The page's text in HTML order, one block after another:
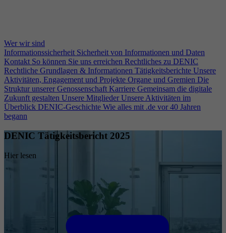
Wer wir sind
Informationssicherheit Sicherheit von Informationen und Daten
Kontakt So können Sie uns erreichen Rechtliches zu DENIC
Rechtliche Grundlagen & Informationen Tätigkeitsberichte Unsere
Aktivitäten, Engagement und Projekte Organe und Gremien Die
Struktur unserer Genossenschaft Karriere Gemeinsam die digitale
Zukunft gestalten Unsere Mitglieder Unsere Aktivitäten im
Überblick DENIC-Geschichte Wie alles mit .de vor 40 Jahren
begann
DENIC Tätigkeitsbericht 2025
Hier lesen